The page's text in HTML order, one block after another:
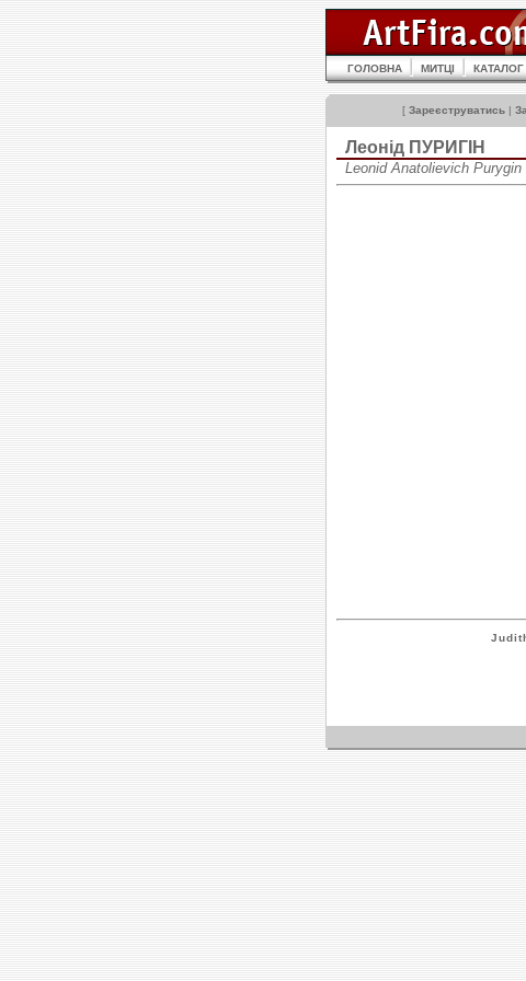
ГОЛОВНА МИТЦІ КАТАЛОГ
[ Зареєструватись |
Леонід ПУРИГІН
Leonid Anatolievich